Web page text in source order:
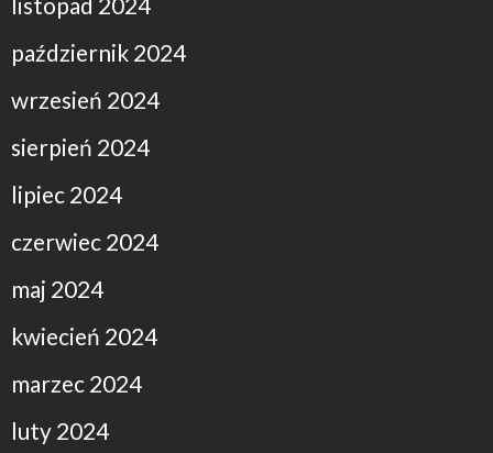
październik 2024
wrzesień 2024
sierpień 2024
lipiec 2024
czerwiec 2024
maj 2024
kwiecień 2024
marzec 2024
luty 2024